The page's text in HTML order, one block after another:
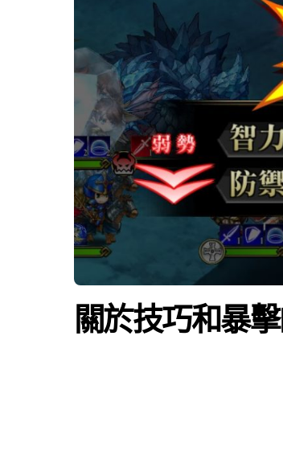
關於技巧和暴